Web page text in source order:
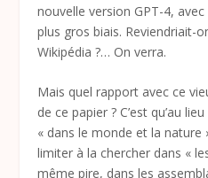
nouvelle version GPT-4,
plus gros biais. Reviendriait-
Wikipédia ?… On verra.
Mais quel rapport avec ce
de ce papier ? C’est qu’au
« dans le monde et la nature
limiter à la chercher dans «
même pire, dans les